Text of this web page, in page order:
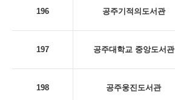
196 공주기적의도서관
197 공주대학교 중앙도서관
198 공주웅진도서관